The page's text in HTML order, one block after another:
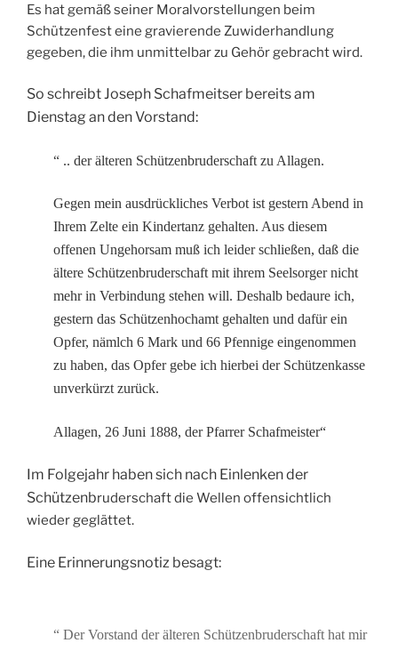
Es hat gemäß seiner Moralvorstellungen beim
Schützenfest eine gravierende Zuwiderhandlung
gegeben, die ihm unmittelbar zu Gehör gebracht wird.
So schreibt Joseph Schafmeitser bereits am
Dienstag an den Vorstand:
“ .. der älteren Schützenbruderschaft zu Allagen.
Gegen mein ausdrückliches Verbot ist gestern Abend in
Ihrem Zelte ein Kindertanz gehalten. Aus diesem
offenen Ungehorsam muß ich leider schließen, daß die
ältere Schützenbruderschaft mit ihrem Seelsorger nicht
mehr in Verbindung stehen will. Deshalb bedaure ich,
gestern das Schützenhochamt gehalten und dafür ein
Opfer, nämlch 6 Mark und 66 Pfennige eingenommen
zu haben, das Opfer gebe ich hierbei der Schützenkasse
unverkürzt zurück.
Allagen, 26 Juni 1888, der Pfarrer Schafmeister“
Im Folgejahr haben sich nach Einlenken der
Schützenbruderschaft die Wellen offensichtlich
wieder geglättet.
Eine Erinnerungsnotiz besagt:
“ Der Vorstand der älteren Schützenbruderschaft hat mir